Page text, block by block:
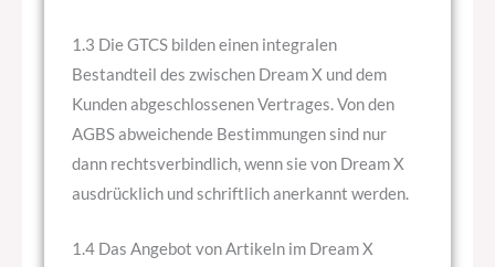
1.3 Die GTCS bilden einen integralen
Bestandteil des zwischen Dream X und dem
Kunden abgeschlossenen Vertrages. Von den
AGBS abweichende Bestimmungen sind nur
dann rechtsverbindlich, wenn sie von Dream X
ausdrücklich und schriftlich anerkannt werden.
1.4 Das Angebot von Artikeln im Dream X